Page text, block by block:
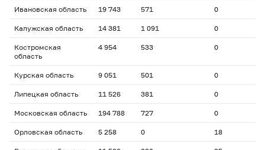
Ивановская область 19 743 571 0
Калужская область 14 381 1 091 0
Костромская
область
4 954 533 0
Курская область 9 051 501 0
Липецкая область 11 526 381 0
Московская область 194 788 727 0
Орловская область 5 258 0 18